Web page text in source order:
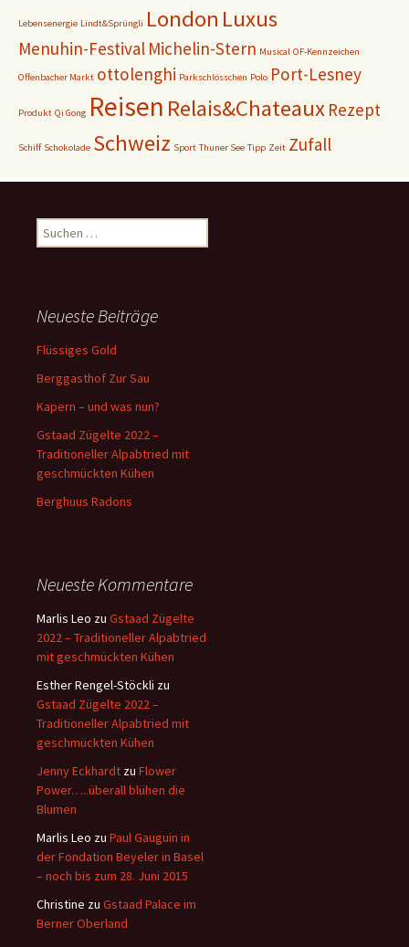
Lebensenergie Lindt&Sprüngli London Luxus
Menuhin-Festival Michelin-Stern Musical OF-Kennzeichen
Offenbacher Markt ottolenghi Parkschlösschen Polo Port-Lesney
Produkt Qi Gong Reisen Relais&Chateaux Rezept
Schiff Schokolade Schweiz Sport Thuner See Tipp Zeit Zufall
Suchen
nach:
Neueste Beiträge
Flüssiges Gold
Berggasthof Zur Sau
Kapern – und was nun?
Gstaad Zügelte 2022 –
Traditioneller Alpabtried mit
geschmückten Kühen
Berghuus Radons
Neueste Kommentare
Marlis Leo zu Gstaad Zügelte
2022 – Traditioneller Alpabtried
mit geschmückten Kühen
Esther Rengel-Stöckli zu
Gstaad Zügelte 2022 –
Traditioneller Alpabtried mit
geschmückten Kühen
Jenny Eckhardt zu Flower
Power…..überall blühen die
Blumen
Marlis Leo zu Paul Gauguin in
der Fondation Beyeler in Basel
– noch bis zum 28. Juni 2015
Christine zu Gstaad Palace im
Berner Oberland